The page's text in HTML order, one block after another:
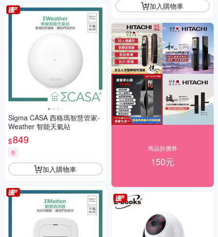
Sigma CASA 西格瑪智慧管家-
Weather 智能天氣站
$849
券
加入購物車
加入購物車
商品折價券
150元